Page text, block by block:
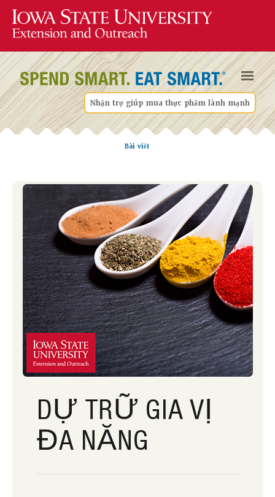
Nhận trợ giúp mua thực phẩm lành mạnh
Bài viết
DỰ TRỮ GIA VỊ
ĐA NĂNG